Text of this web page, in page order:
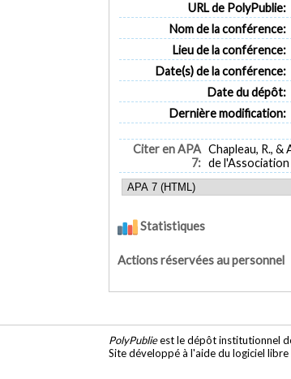
URL de PolyPublie:
Nom de la conférence:
Lieu de la conférence:
Date(s) de la conférence:
Date du dépôt:
Dernière modification:
Citer en APA
7:
Chapleau, R., &
de
Statistiques
Actions réservées au personnel
PolyPublieest le dépôt institutionnel
Site développé à l'aide du logiciel libre